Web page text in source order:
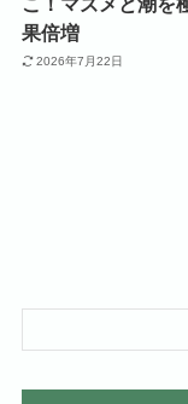
果倍増
2026年7月22日